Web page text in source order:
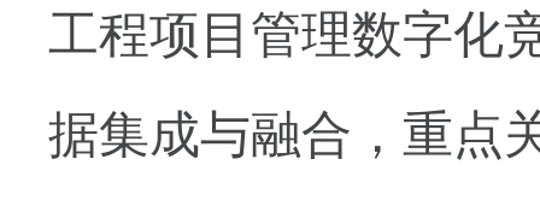
工程项目管理数字化
据集成与融合，重点